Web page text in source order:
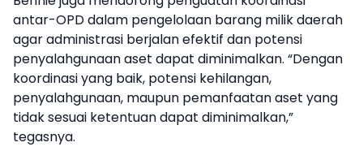
antar-OPD dalam pengelolaan barang milik daerah
agar administrasi berjalan efektif dan potensi
penyalahgunaan aset dapat diminimalkan. “Dengan
koordinasi yang baik, potensi kehilangan,
penyalahgunaan, maupun pemanfaatan aset yang
tidak sesuai ketentuan dapat diminimalkan,”
tegasnya.